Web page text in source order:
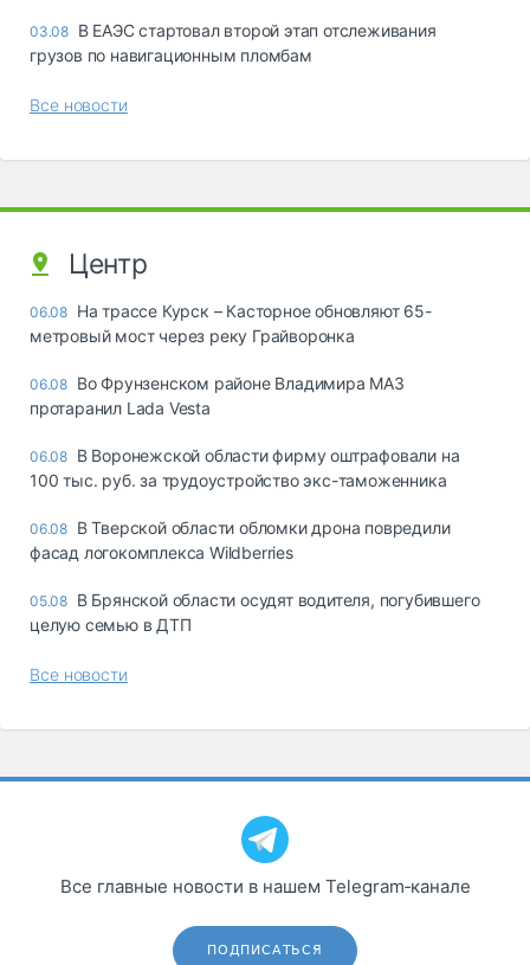
03.08 В ЕАЭС стартовал второй этап отслеживания
грузов по навигационным пломбам
Все новости
Центр
06.08 На трассе Курск – Касторное обновляют 65-
метровый мост через реку Грайворонка
06.08 Во Фрунзенском районе Владимира МАЗ
протаранил Lada Vesta
06.08 В Воронежской области фирму оштрафовали на
100 тыс. руб. за трудоустройство экс-таможенника
06.08 В Тверской области обломки дрона повредили
фасад логокомплекса Wildberries
05.08 В Брянской области осудят водителя, погубившего
целую семью в ДТП
Все новости
Все главные новости в нашем Telegram‑канале
ПОДПИСАТЬСЯ